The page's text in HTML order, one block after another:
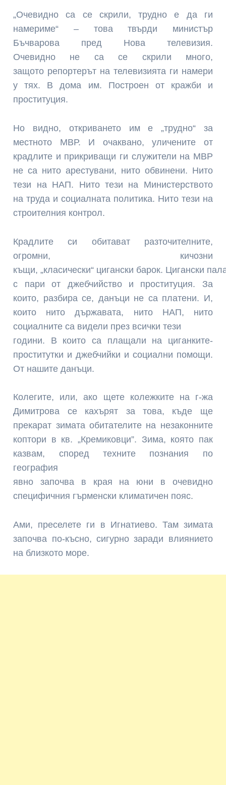
„Очевидно са се скрили, трудно е да ги
намериме“ – това твърди министър
Бъчварова пред Нова телевизия.
Очевидно не са се скрили много,
защото репортерът на телевизията ги намери
у тях. В дома им. Построен от кражби и
проституция.
Но видно, откриването им е „трудно“ за
местното МВР. И очаквано, уличените от
крадлите и прикриващи ги служители на МВР
не са нито арестувани, нито обвинени. Нито
тези на НАП. Нито тези на Министерството
на труда и социалната политика. Нито тези на
строителния контрол.
Крадлите си обитават разточителните,
огромни, кичозни
къщи, „класически“ цигански барок. Цигански
с пари от джебчийство и проституция. За
които, разбира се, данъци не са платени. И,
които нито държавата, нито НАП, нито
социалните са видели през всички тези
години. В които са плащали на циганките-
проститутки и джебчийки и социални помощи.
От нашите данъци.
Колегите, или, ако щете колежките на г-жа
Димитрова се кахърят за това, къде ще
прекарат зимата обитателите на незаконните
коптори в кв. „Кремиковци”. Зима, която пак
казвам, според техните познания по
география
явно започва в края на юни в очевидно
специфичния гърменски климатичен пояс.
Ами, преселете ги в Игнатиево. Там зимата
започва по-късно, сигурно заради влиянието
на близкото море.